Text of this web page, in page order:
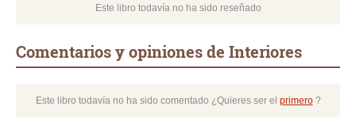
Este libro todavía no ha sido reseñado
Comentarios y opiniones de Interiores
Este libro todavía no ha sido comentado ¿Quieres ser el primero?